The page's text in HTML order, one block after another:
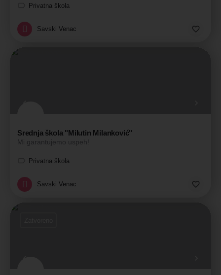
Privatna škola
Savski Venac
Srednja škola "Milutin Milanković"
Mi garantujemo uspeh!
Privatna škola
Savski Venac